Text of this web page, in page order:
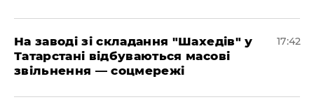
​На заводі зі складання "Шахедів" у
Татарстані відбуваються масові
звільнення — соцмережі
17:42